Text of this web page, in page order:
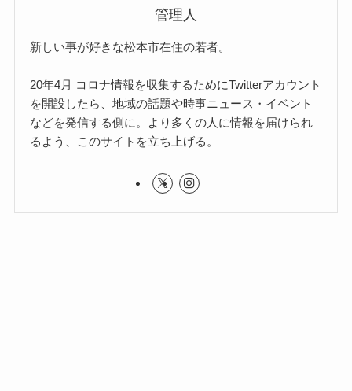
管理人
新しい事が好きな松本市在住の若者。
20年4月 コロナ情報を収集するためにTwitterアカウント
を開設したら、地域の話題や時事ニュース・イベント
などを発信する側に。より多くの人に情報を届けられ
るよう、このサイトを立ち上げる。